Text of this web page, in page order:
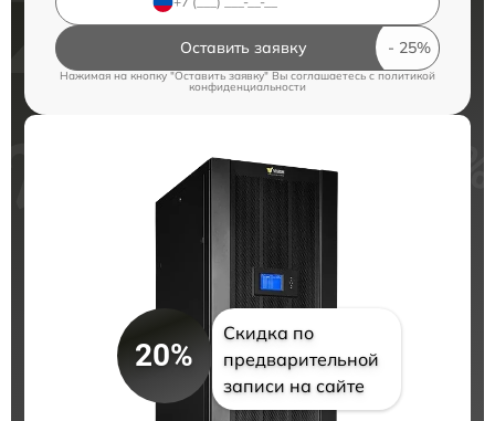
Оставить заявку
Нажимая на кнопку "Оставить заявку" Вы соглашаетесь cполитикой
конфиденциальности
20%
Скидка по
предварительной
записи на сайте